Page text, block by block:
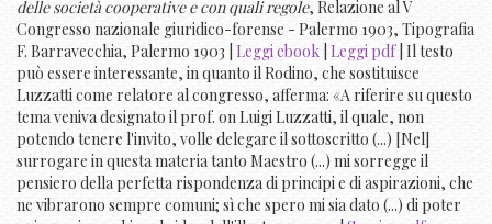
delle società cooperative e con quali regole, Relazione al V
Congresso nazionale giuridico-forense - Palermo 1903, Tipografia
F. Barravecchia, Palermo 1903 | Leggi ebook Leggi pdf| Il testo
può essere interessante, in quanto il Rodino, che sostituisce
Luzzatti come relatore al congresso, afferma: «A riferire su questo
tema veniva designato il prof. on Luigi Luzzatti, il quale, non
potendo tenere l'invito, volle delegare il sottoscritto (...) [Nel]
surrogare in questa materia tanto Maestro (...) mi sorregge il
pensiero della perfetta rispondenza di principi e di aspirazioni, che
ne vibrarono sempre comuni; sì che spero mi sia dato (...) di poter